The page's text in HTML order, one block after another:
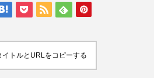
イトルとURLをコピーする